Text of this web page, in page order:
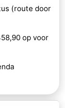
(route door
op voor